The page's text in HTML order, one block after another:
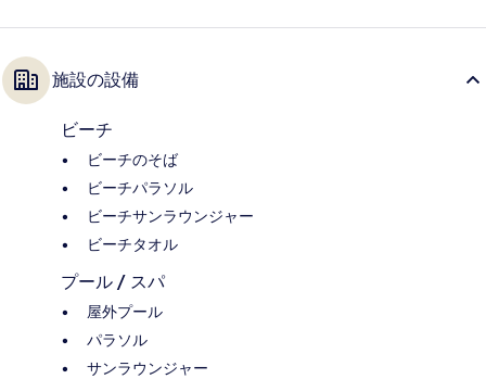
施設の設備
ビーチ
ビーチのそば
ビーチパラソル
ビーチサンラウンジャー
ビーチタオル
プール / スパ
屋外プール
パラソル
サンラウンジャー